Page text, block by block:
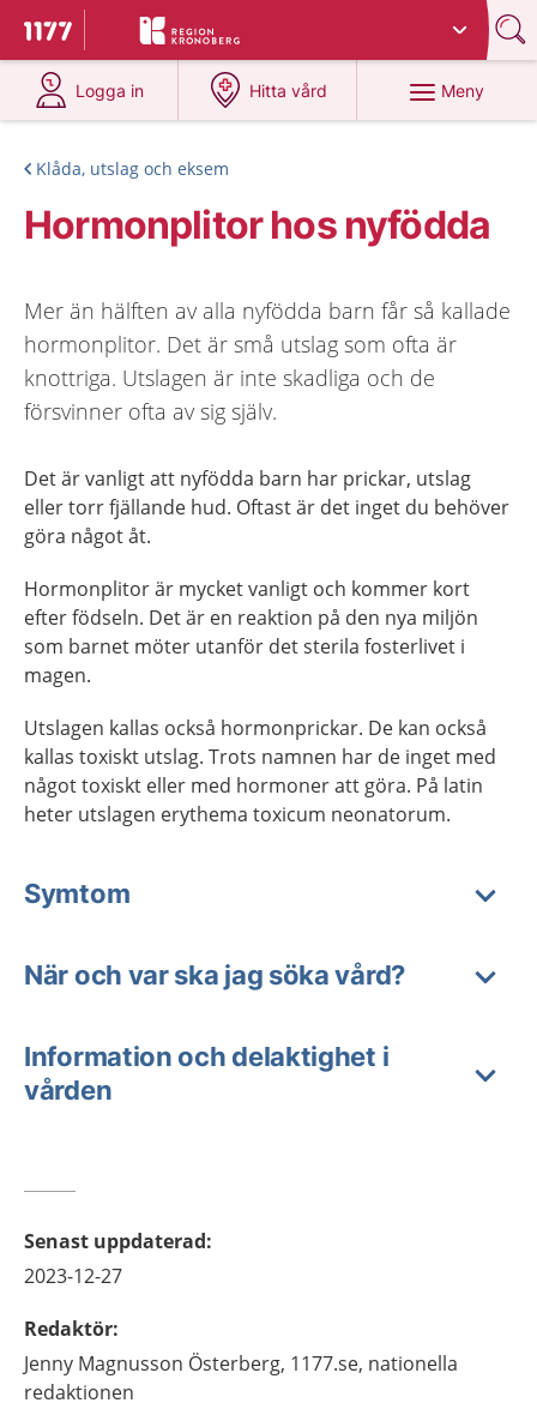
Till startsidan för 1177
Du har valt region
Logga in
på 1177.se
Hitta vård
på 1177.se
Meny
Klåda, utslag och eksem
Hormonplitor hos nyfödda
Mer än hälften av alla nyfödda barn får så kallade
hormonplitor. Det är små utslag som ofta är
knottriga. Utslagen är inte skadliga och de
försvinner ofta av sig själv.
Det är vanligt att nyfödda barn har prickar, utslag
eller torr fjällande hud. Oftast är det inget du behöver
göra något åt.
Hormonplitor är mycket vanligt och kommer kort
efter födseln. Det är en reaktion på den nya miljön
som barnet möter utanför det sterila fosterlivet i
magen.
Utslagen kallas också hormonprickar. De kan också
kallas toxiskt utslag. Trots namnen har de inget med
något toxiskt eller med hormoner att göra. På latin
heter utslagen erythema toxicum neonatorum.
Symtom
När och var ska jag söka vård?
Information och delaktighet i
vården
Senast uppdaterad:
2023-12-27
Redaktör:
Jenny Magnusson Österberg, 1177.se, nationella
redaktionen